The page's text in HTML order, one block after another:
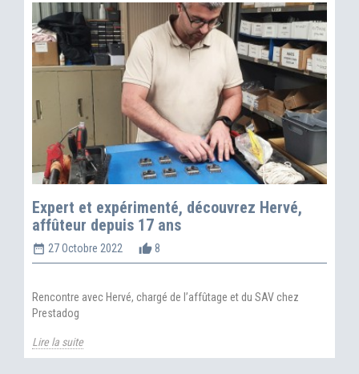
Expert et expérimenté, découvrez Hervé,
affûteur depuis 17 ans
date_range 27 Octobre 2022 thumb_up_alt
8
Rencontre avec Hervé, chargé de l’affûtage et du SAV chez
Prestadog
Lire la suite